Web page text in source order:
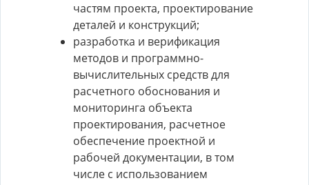
частям проекта, проектирование
деталей и конструкций;
разработка и верификация
методов и программно-
вычислительных средств для
расчетного обоснования и
мониторинга объекта
проектирования, расчетное
обеспечение проектной и
рабочей документации, в том
числе с использованием